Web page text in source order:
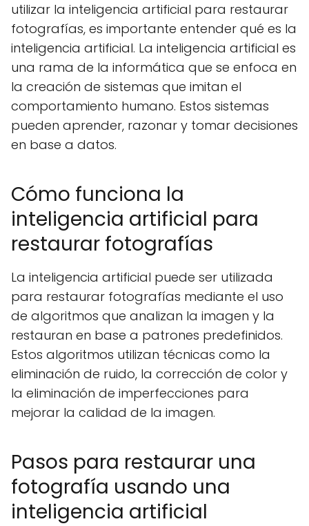
utilizar la inteligencia artificial para restaurar
fotografías, es importante entender qué es la
inteligencia artificial. La inteligencia artificial es
una rama de la informática que se enfoca en
la creación de sistemas que imitan el
comportamiento humano. Estos sistemas
pueden aprender, razonar y tomar decisiones
en base a datos.
Cómo funciona la
inteligencia artificial para
restaurar fotografías
La inteligencia artificial puede ser utilizada
para restaurar fotografías mediante el uso
de algoritmos que analizan la imagen y la
restauran en base a patrones predefinidos.
Estos algoritmos utilizan técnicas como la
eliminación de ruido, la corrección de color y
la eliminación de imperfecciones para
mejorar la calidad de la imagen.
Pasos para restaurar una
fotografía usando una
inteligencia artificial